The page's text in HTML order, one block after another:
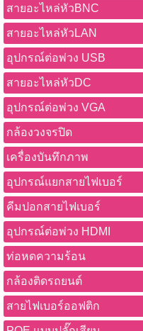
สายอะไหล่หัวBNC
สายอะไหล่หัวLAN
อุปกรณ์ต่อพ่วง USB
สายอะไหล่หัวDC
อุปกรณ์ต่อพ่วง VGA
กล้องวงจรปิด
เครื่องบันทึกภาพ
อุปกรณ์แยกสายไฟเบอร์
คีมปอกสายไฟเบอร์
อุปกรณ์ต่อพ่วง HDMI
ท่อหดความร้อน
กล้องติดรถยนต์
สายไฟเบอร์ออฟติก